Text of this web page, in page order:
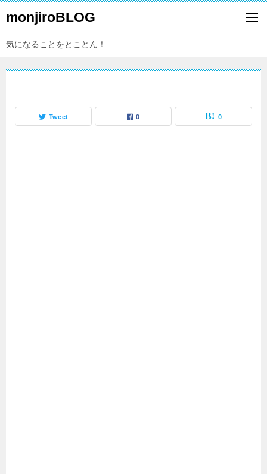
monjiroBLOG
気になることをとことん！
Tweet 0 0